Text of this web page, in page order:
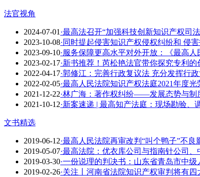
法官视角
2024-07-01 ·最高法召开“加强科技创新知识产权司
2023-10-08·同时提起侵害知识产权侵权纠纷和 侵
2023-09-10·服务保障更高水平对外开放：《最高
2023-02-17·​新书推荐！芮松艳法官带你探究专利的
2022-04-17·郭修江：完善行政复议法 充分发挥行
2022-02-05·最高人民法院知识产权法庭2021年度光
2021-12-22·林广海：著作权纠纷——发展态势与制
2021-10-12·新案速递 | 最高知产法庭：现场勘验
文书精选
2019-06-12·最高人民法院再审改判“叫个鸭子”不良
2019-05-07·最高法院：优衣库公司与指南针公司
2019-03-30·一份说理的判决书：山东省青岛市中
2019-02-26·关注丨河南省法院知识产权审判将有